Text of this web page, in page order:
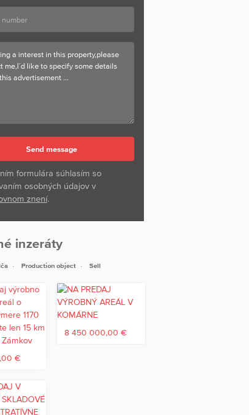
formulára súhlasím so
osobných údajov v
znení.
inzeráty
Production object Sell
€
8 450 000,00 €